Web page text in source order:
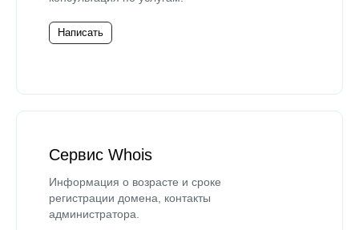
Написать
Сервис Whois
Информация о возрасте и сроке
регистрации домена, контакты
администратора.